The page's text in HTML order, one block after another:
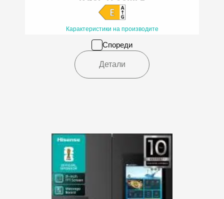
Карактеристики на производите
Спореди
Детали